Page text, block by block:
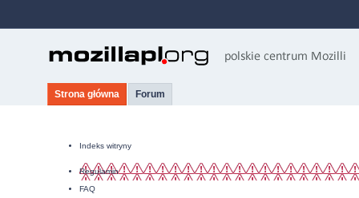
Strona główna Forum
Indeks witryny
Regulamin
FAQ